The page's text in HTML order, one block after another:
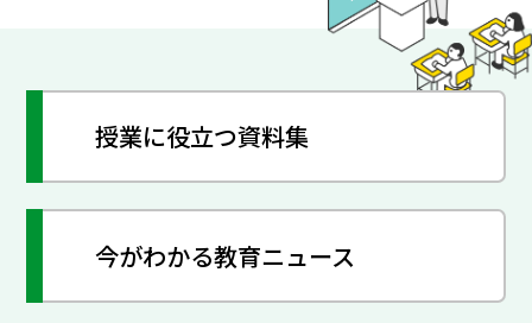
授業に役立つ資料集
今がわかる教育ニュース